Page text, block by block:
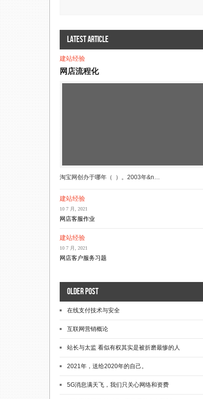
Latest article
建站经验
网店流程化
淘宝网创办于哪年（ ）。2003年&n…
建站经验
10 7 月, 2021
网店客服作业
建站经验
10 7 月, 2021
网店客户服务习题
Older post
在线支付技术与安全
互联网营销概论
站长与太监 看似有权其实是被折磨最惨的人
2021年，送给2020年的自己。
5G消息满天飞，我们只关心网络和资费